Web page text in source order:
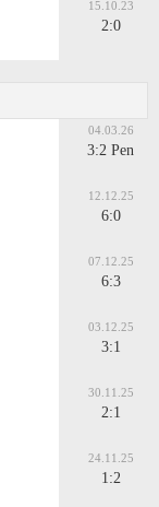
15.10.23
2:0
04.03.26
3:2 Pen
12.12.25
6:0
07.12.25
6:3
03.12.25
3:1
30.11.25
2:1
24.11.25
1:2